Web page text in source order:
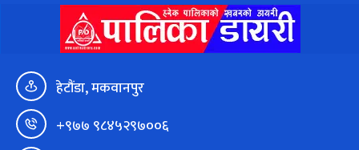
हेटौंडा, मकवानपुर
+९७७ ९८४५२९७००६